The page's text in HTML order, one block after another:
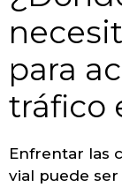
para
tráfico
Enfrentar las
vial puede